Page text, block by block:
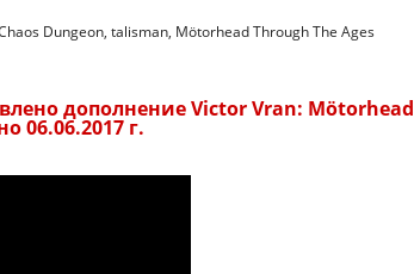
Dungeon, talisman, Mötorhead Through The Ages
дополнение Victor Vran: Mötorhead
06.06.2017 г.